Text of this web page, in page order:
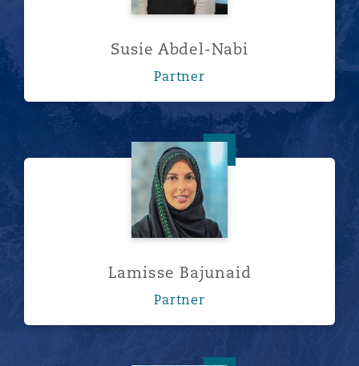
Susie Abdel-Nabi
Partner
Lamisse Bajunaid
Lamisse Bajunaid
Partner